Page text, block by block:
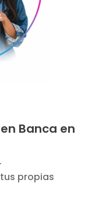
Banca en
propias